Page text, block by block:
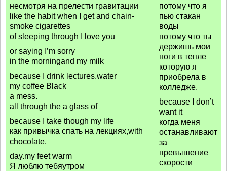
несмотря на прелести гравитации
like the habit when I get and chain-
smoke cigarettes
of sleeping through I love you
or saying I’m sorry
in the morningand my milk
because I drink lectures.water
my coffee Black
a mess.
all through the a glass of
because I take though my life
как привычка спать на лекциях,with
chocolate.
day.my feet warm
Я люблю тебяутром
потому что я
пью стакан
воды
потому что ты
держишь мои
ноги в тепле
которую я
приобрела в
колледже.
because I don’t
want it
когда меня
останавливают
за
превышение
скорости